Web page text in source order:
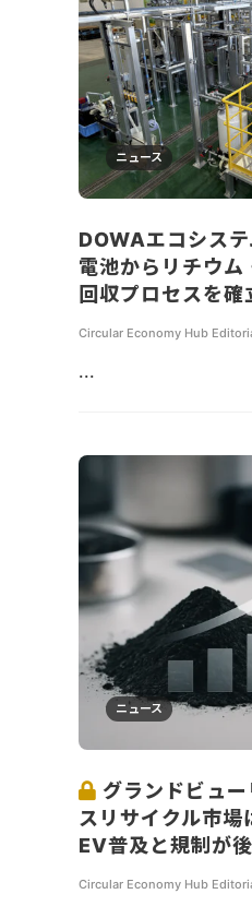
ニュース
DOWAエコシス
電池からリチウ
回収プロセスを確
Circular Economy Hub
...
ニュース
グランドビュ
スリサイクル市
EV普及と規制が
Circular Economy Hub